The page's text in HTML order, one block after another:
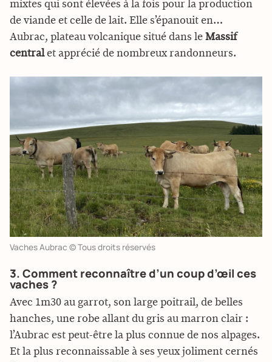
mixtes qui sont élevées à la fois pour la production
de viande et celle de lait. Elle s’épanouit en…
Aubrac, plateau volcanique situé dans le Massif
centralet apprécié de nombreux randonneurs.
Vaches Aubrac © Tous droits réservés
3. Comment reconnaître d’un coup d’œil ces
vaches ?
Avec 1m30 au garrot, son large poitrail, de belles
hanches, une robe allant du gris au marron clair :
l’Aubrac est peut-être la plus connue de nos alpages.
Et la plus reconnaissable à ses yeux joliment cernés